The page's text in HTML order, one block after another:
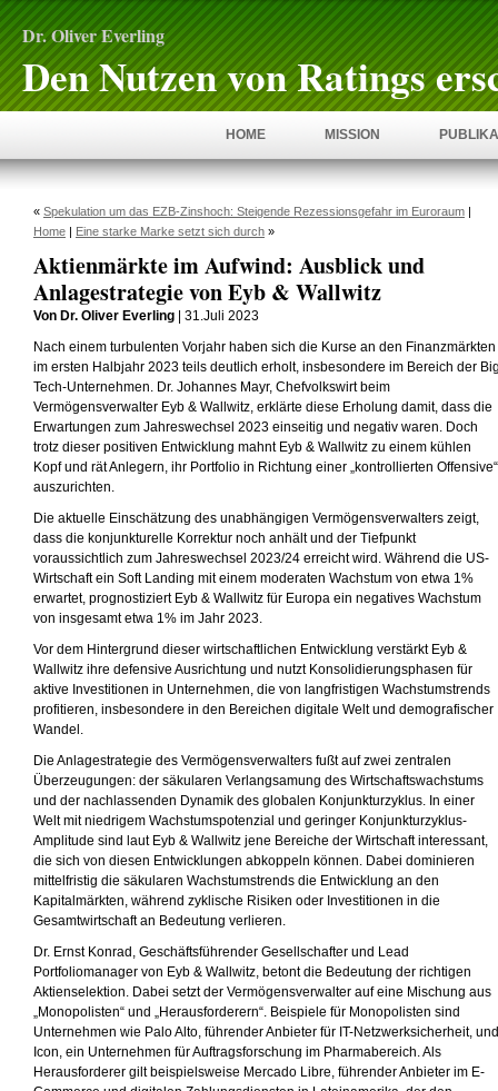
Dr. Oliver Everling
Den Nutzen von Ratings
HOME MISSION
« Spekulation um das EZB-Zinshoch: Steigende Rezessionsgefahr im Euroraum |
Home | Eine starke Marke setzt sich durch »
Aktienmärkte im Aufwind: Ausblick und
Anlagestrategie von Eyb & Wallwitz
Von Dr. Oliver Everling | 31.Juli 2023
Nach einem turbulenten Vorjahr haben sich die Kurse an den Finanzmärkten
im ersten Halbjahr 2023 teils deutlich erholt, insbesondere im Bereich der
Tech-Unternehmen. Dr. Johannes Mayr, Chefvolkswirt beim
Vermögensverwalter Eyb & Wallwitz, erklärte diese Erholung damit, dass die
Erwartungen zum Jahreswechsel 2023 einseitig und negativ waren. Doch
trotz dieser positiven Entwicklung mahnt Eyb & Wallwitz zu einem kühlen
Kopf und rät Anlegern, ihr Portfolio in Richtung einer „kontrollierten Offensive“
auszurichten.
Die aktuelle Einschätzung des unabhängigen Vermögensverwalters zeigt,
dass die konjunkturelle Korrektur noch anhält und der Tiefpunkt
voraussichtlich zum Jahreswechsel 2023/24 erreicht wird. Während die US-
Wirtschaft ein Soft Landing mit einem moderaten Wachstum von etwa 1%
erwartet, prognostiziert Eyb & Wallwitz für Europa ein negatives Wachstum
von insgesamt etwa 1% im Jahr 2023.
Vor dem Hintergrund dieser wirtschaftlichen Entwicklung verstärkt Eyb &
Wallwitz ihre defensive Ausrichtung und nutzt Konsolidierungsphasen für
aktive Investitionen in Unternehmen, die von langfristigen Wachstumstrends
profitieren, insbesondere in den Bereichen digitale Welt und demografischer
Wandel.
Die Anlagestrategie des Vermögensverwalters fußt auf zwei zentralen
Überzeugungen: der säkularen Verlangsamung des Wirtschaftswachstums
und der nachlassenden Dynamik des globalen Konjunkturzyklus. In einer
Welt mit niedrigem Wachstumspotenzial und geringer Konjunkturzyklus-
Amplitude sind laut Eyb & Wallwitz jene Bereiche der Wirtschaft interessant,
die sich von diesen Entwicklungen abkoppeln können. Dabei dominieren
mittelfristig die säkularen Wachstumstrends die Entwicklung an den
Kapitalmärkten, während zyklische Risiken oder Investitionen in die
Gesamtwirtschaft an Bedeutung verlieren.
Dr. Ernst Konrad, Geschäftsführender Gesellschafter und Lead
Portfoliomanager von Eyb & Wallwitz, betont die Bedeutung der richtigen
Aktienselektion. Dabei setzt der Vermögensverwalter auf eine Mischung aus
„Monopolisten“ und „Herausforderern“. Beispiele für Monopolisten sind
Unternehmen wie Palo Alto, führender Anbieter für IT-Netzwerksicherheit, und
Icon, ein Unternehmen für Auftragsforschung im Pharmabereich. Als
Herausforderer gilt beispielsweise Mercado Libre, führender Anbieter im E-